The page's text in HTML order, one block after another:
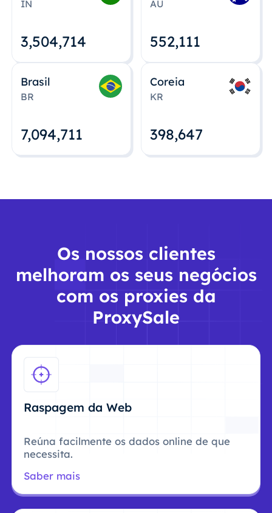
IN
3,504,715
AU
552,112
Brasil
BR
7,094,712
Coreia
KR
398,648
Os nossos clientes
melhoram os seus negócios
com os proxies da
ProxySale
Raspagem da Web
Reúna facilmente os dados online de que
necessita.
Saber mais